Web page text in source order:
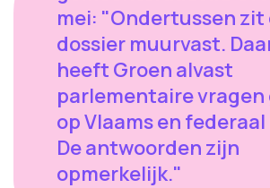
mei: "Ondertussen
dossier muurvast.
heeft Groen alvast
parlementaire vragen
op Vlaams en
De antwoorden zijn
opmerkelijk."